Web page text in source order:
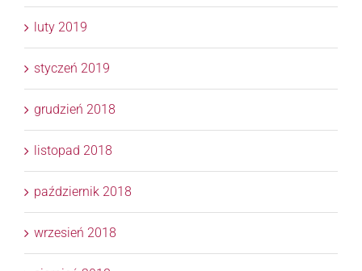
luty 2019
styczeń 2019
grudzień 2018
listopad 2018
październik 2018
wrzesień 2018